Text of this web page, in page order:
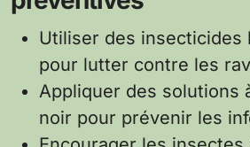
Utiliser des insecticides
pour lutter contre les
Appliquer des solutions
noir pour prévenir les